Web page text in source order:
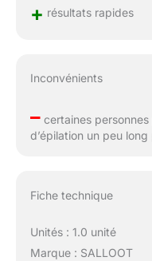
+ résultats rapides
Inconvénients
–certaines personnes
d’épilation un peu
Fiche technique
Unités : 1.0 unité
Marque : SALLOOT